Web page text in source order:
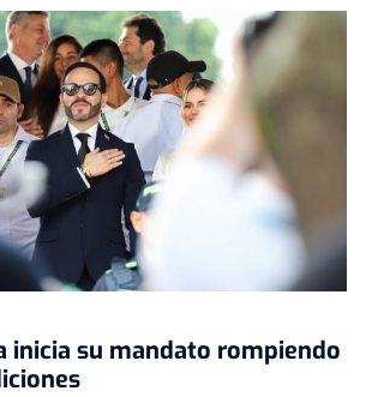
inicia su mandato rompiendo